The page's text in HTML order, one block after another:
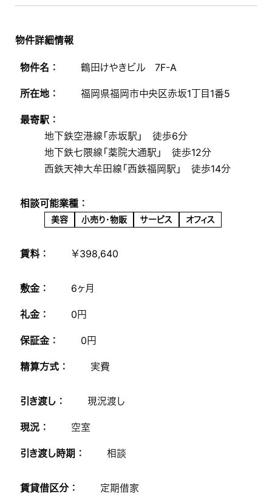
物件詳細情報
物件名 ： 鶴田けやきビル 7F-A
所在地 ： 福岡県福岡市中央区赤坂1丁目1番5
最寄駅 ：
地下鉄空港線「赤坂駅」 徒歩6分
地下鉄七隈線「薬院大通駅」 徒歩12分
西鉄天神大牟田線「西鉄福岡駅」 徒歩14分
相談可能業種 ：
美容 小売り・物販 サービス オフィス
賃料 ： ￥398,640
敷金 ： 6ヶ月
礼金 ： 0円
保証金 ： 0円
精算方式 ： 実費
引き渡し ： 現況渡し
現況 ： 空室
引き渡し時期 ： 相談
賃貸借区分 ： 定期借家